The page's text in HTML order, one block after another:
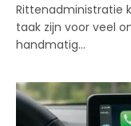
Rittenadministratie
taak zijn voor veel
handmatig…